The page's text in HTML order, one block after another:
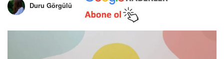
Duru Görgülü